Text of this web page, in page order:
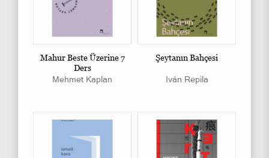
Mahur Beste Üzerine 7
Ders
Mehmet Kaplan
Şeytanın Bahçesi
Iván Repila